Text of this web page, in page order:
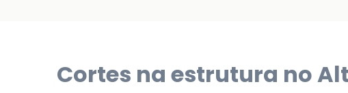
Cortes na estrutura no